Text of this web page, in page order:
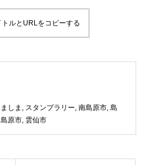
ルとURLをコピーする
しま , スタンプラリー, 南島原市, 島
島原市, 雲仙市